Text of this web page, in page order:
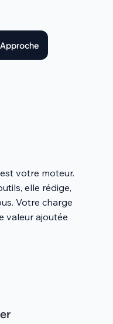
votre moteur.
elle rédige,
Votre charge
valeur ajoutée